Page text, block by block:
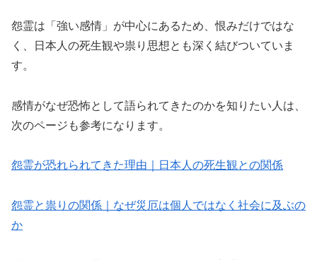
怨霊は「強い感情」が中心にあるため、恨みだけではな
く、日本人の死生観や祟り思想とも深く結びついていま
す。
感情がなぜ恐怖として語られてきたのかを知りたい人は、
次のページも参考になります。
怨霊が恐れられてきた理由｜日本人の死生観との関係
怨霊と祟りの関係｜なぜ災厄は個人ではなく社会に及ぶの
か